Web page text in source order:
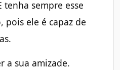
tenha sempre esse
ele é capaz de
a sua amizade.